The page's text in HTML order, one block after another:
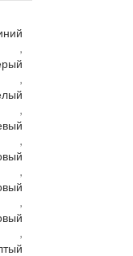
,
,
,
,
,
,
,